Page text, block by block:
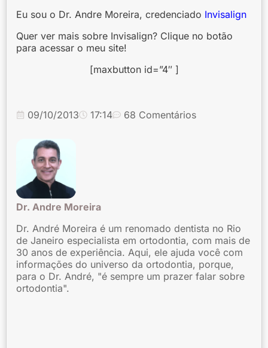
Eu sou o Dr. Andre Moreira, credenciado Invisalign
Quer ver mais sobre Invisalign? Clique no botão
para acessar o meu site!
[maxbutton id=”4″ ]
09/10/2013 17:14 68 Comentários
Dr. Andre Moreira
Dr. André Moreira é um renomado dentista no Rio
de Janeiro especialista em ortodontia, com mais de
30 anos de experiência. Aqui, ele ajuda você com
informações do universo da ortodontia, porque,
para o Dr. André, "é sempre um prazer falar sobre
ortodontia".